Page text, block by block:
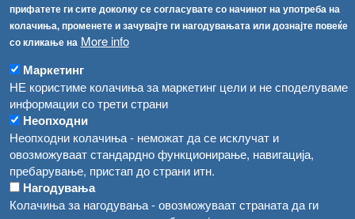
прифатете ги сите доколку се согласувате со начинот на употреба на
колачиња, променете и зачувајте ги нагодувањата или дознајте повеќе
со кликање на More info
Маркетинг
НЕ користиме колачиња за маркетинг цели и не споделуваме
информации со трети страни
Неопходни
Неопходни колачиња - неможат да се исклучат и
овозможуваат стандардно функционирање, навигација,
пребарување, пристап до страни итн.
Нагодувања
Колачиња за нагодувања - овозможуваат страната да ги
[АХВ-претходна страна]
Соопштенија
Високите температури ризик од труење со храна, опасни се и за животните
Водата во Гостивар може да се користи како техничка, продолжува испораката на флаширана вода
Во Гостивар спроведени 70 вонредни контроли
Забраната за водата во Гостивар останува на сила, операторите да користат само технички безбедна вода
Навигација
Регистри
Обрасци
Забрани
Огласи